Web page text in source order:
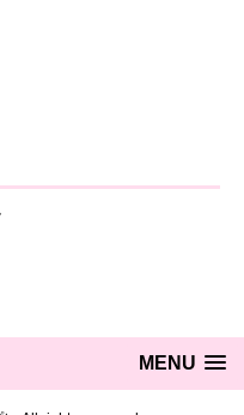
MENU